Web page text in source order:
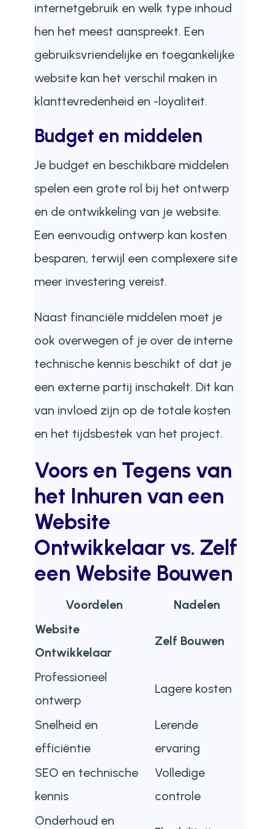
internetgebruik en welk type inhoud
hen het meest aanspreekt. Een
gebruiksvriendelijke en toegankelijke
website kan het verschil maken in
klanttevredenheid en -loyaliteit.
Budget en middelen
Je budget en beschikbare middelen
spelen een grote rol bij het ontwerp
en de ontwikkeling van je website.
Een eenvoudig ontwerp kan kosten
besparen, terwijl een complexere site
meer investering vereist.
Naast financiële middelen moet je
ook overwegen of je over de interne
technische kennis beschikt of dat je
een externe partij inschakelt. Dit kan
van invloed zijn op de totale kosten
en het tijdsbestek van het project.
Voors en Tegens van
het Inhuren van een
Website
Ontwikkelaar vs. Zelf
een Website Bouwen
Voordelen
Nadelen
Website
Ontwikkelaar
Zelf Bouwen
Professioneel
ontwerp
Lagere kosten
Snelheid en
efficiëntie
Lerende
ervaring
SEO en technische
kennis
Volledige
controle
Onderhoud en